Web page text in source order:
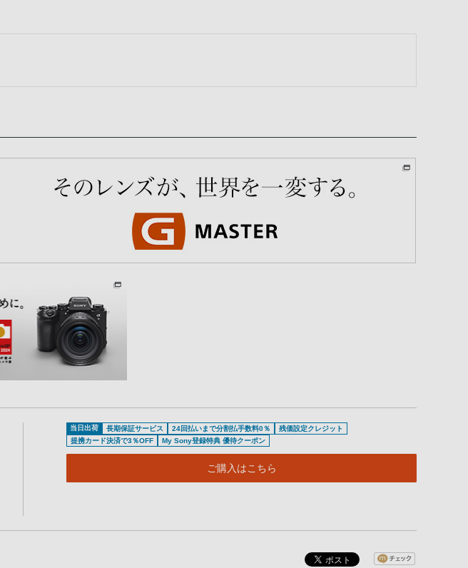
当日出荷 長期保証サービス 24回払いまで分割払手数料0％
残価設定クレジット
提携カード決済で3％OFF
My Sony登録特典 優待クーポン
ご購入はこちら